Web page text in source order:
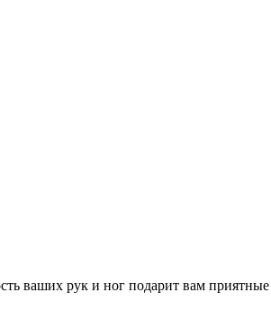
ваших рук и ног подарит вам